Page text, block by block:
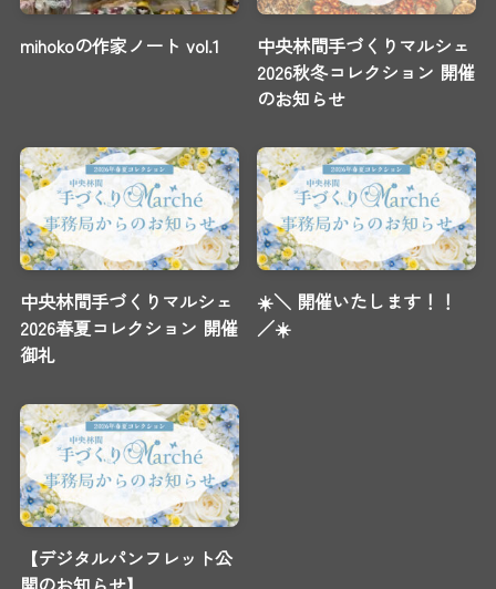
mihokoの作家ノート vol.1
中央林間手づくりマルシェ
2026秋冬コレクション 開催
のお知らせ
中央林間手づくりマルシェ
2026春夏コレクション 開催
御礼
☀️＼ 開催いたします！！
／☀️
【デジタルパンフレット公